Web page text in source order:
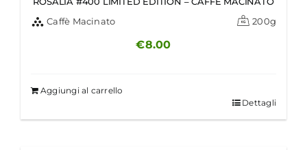
Caffè Macinato
200g
€8.00
Aggiungi al carrello
Dettagli